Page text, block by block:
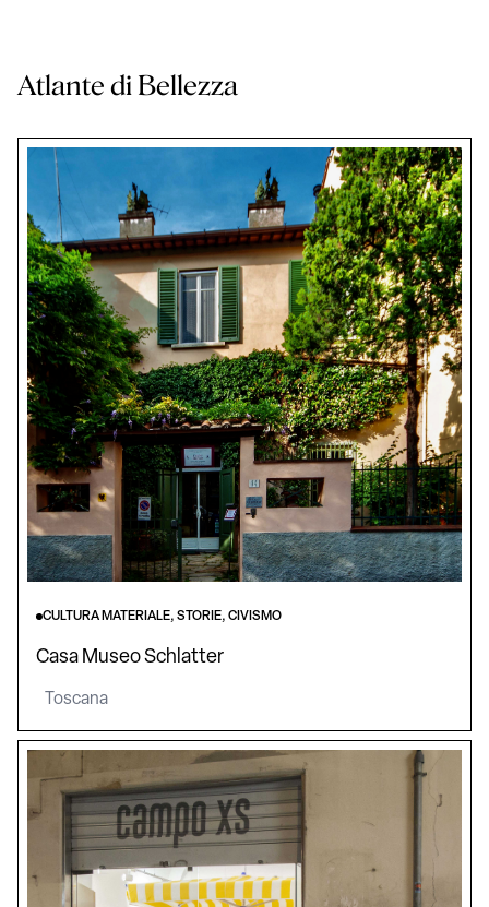
Atlante di Bellezza
CULTURA MATERIALE, STORIE, CIVISMO
Casa Museo Schlatter
Toscana